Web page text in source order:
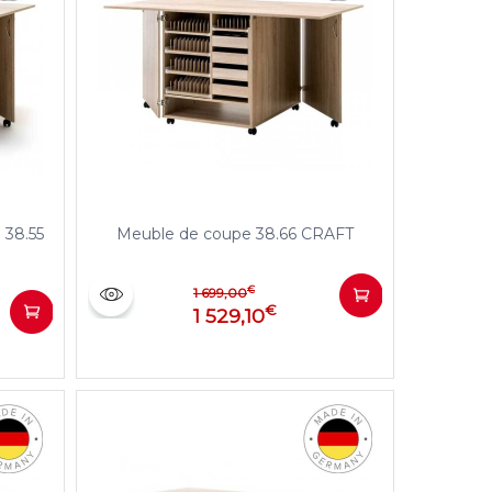
Meuble de coupe 38.66 CRAFT
1 699,00€
1 529,10€